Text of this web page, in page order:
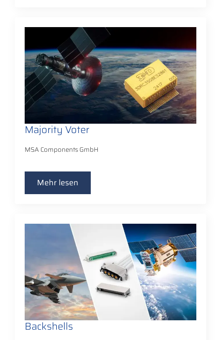
Majority Voter
MSA Components GmbH
Mehr lesen
Backshells